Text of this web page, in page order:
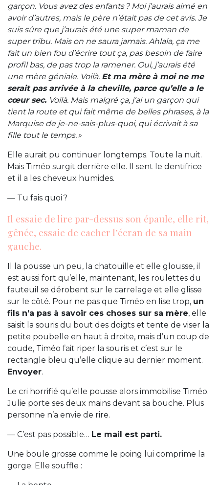
garçon. Vous avez des enfants ? Moi j’aurais aimé en
avoir d’autres, mais le père n’était pas de cet avis. Je
suis sûre que j’aurais été une super maman de
super tribu. Mais on ne saura jamais. Ahlala, ça me
fait un bien fou d’écrire tout ça, pas besoin de faire
profil bas, de pas trop la ramener. Oui, j’aurais été
une mère géniale. Voilà. Et ma mère à moi ne me
serait pas arrivée à la cheville, parce qu’elle a le
cœur sec. Voilà. Mais malgré ça, j’ai un garçon qui
tient la route et qui fait même de belles phrases, à la
Marquise de je-ne-sais-plus-quoi, qui écrivait à sa
fille tout le temps. »
Elle aurait pu continuer longtemps. Toute la nuit.
Mais Timéo surgit derrière elle. Il sent le dentifrice
et il a les cheveux humides.
— Tu fais quoi ?
Il essaie de lire par-dessus son épaule, elle rit,
gênée, essaie de cacher l’écran de sa main
gauche.
Il la pousse un peu, la chatouille et elle glousse, il
est aussi fort qu’elle, maintenant, les roulettes du
fauteuil se dérobent sur le carrelage et elle glisse
sur le côté. Pour ne pas que Timéo en lise trop, un
fils n’a pas à savoir ces choses sur sa mère, elle
saisit la souris du bout des doigts et tente de viser la
petite poubelle en haut à droite, mais d’un coup de
coude, Timéo fait riper la souris et c’est sur le
rectangle bleu qu’elle clique au dernier moment.
Envoyer.
Le cri horrifié qu’elle pousse alors immobilise Timéo.
Julie porte ses deux mains devant sa bouche. Plus
personne n’a envie de rire.
— C’est pas possible… Le mail est parti.
Une boule grosse comme le poing lui comprime la
gorge. Elle souffle :